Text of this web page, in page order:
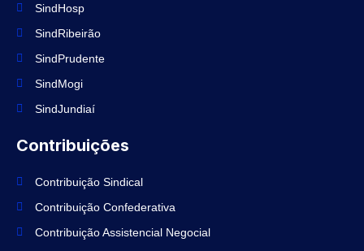
SindHosp
SindRibeirão
SindPrudente
SindMogi
SindJundiaí
Contribuições
Contribuição Sindical
Contribuição Confederativa
Contribuição Assistencial Negocial